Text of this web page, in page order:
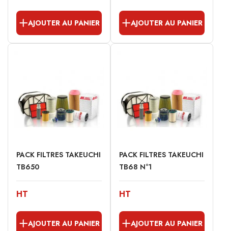
AJOUTER AU PANIER AJOUTER AU PANIER
PACK FILTRES TAKEUCHI
TB650
HT
AJOUTER AU PANIER
PACK FILTRES TAKEUCHI
TB68 N°1
HT
AJOUTER AU PANIER